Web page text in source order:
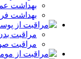
بهداشت
بهداشت
مراقبت
مراقبت